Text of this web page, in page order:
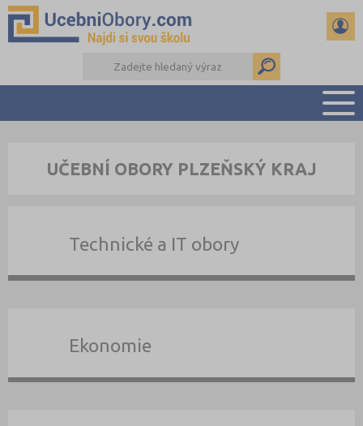
PŘÍPRAVA NA PŘIJÍMAČKY
DALŠÍ DRUHY ŠKOL
UČEBNÍ OBORY PLZEŇSKÝ KRAJ
Technické a IT obory
Ekonomie